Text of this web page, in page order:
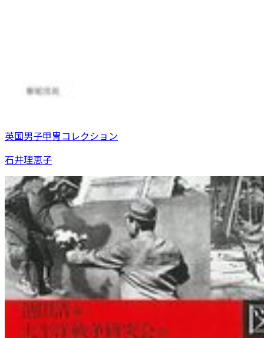
英国男子甲冑コレクション
石井理恵子